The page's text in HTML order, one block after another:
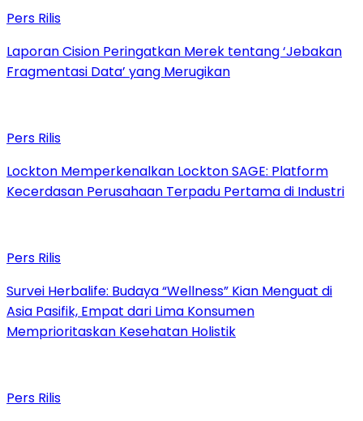
Pers Rilis
Laporan Cision Peringatkan Merek tentang ‘Jebakan
Fragmentasi Data’ yang Merugikan
Pers Rilis
Lockton Memperkenalkan Lockton SAGE: Platform
Kecerdasan Perusahaan Terpadu Pertama di Industri
Pers Rilis
Survei Herbalife: Budaya “Wellness” Kian Menguat di
Asia Pasifik, Empat dari Lima Konsumen
Memprioritaskan Kesehatan Holistik
Pers Rilis